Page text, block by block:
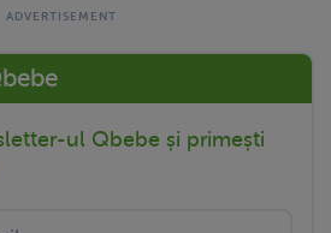
ul Qbebe și primești